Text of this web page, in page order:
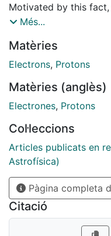
Motivated by this
predictions for elastic
deficient to very
scattering
obtained with a
that accounts for the
dependence of
momentum transfer
charge density, we fit
self-consistent mean-
changes shown by
along each isotonic
the underlying proton
We conclude that
Més...
Matèries
Electrons, Protons
Matèries (anglès)
Electrones, Protons
Col·leccions
Articles publicats en
Astrofísica)
Pàgina completa
Citació